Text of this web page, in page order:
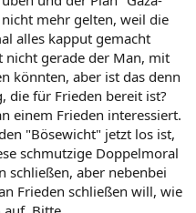
mehr gelten, weil die
alles kapput gemacht
nicht gerade der Man, mit
könnten, aber ist das denn
die für Frieden bereit ist?
einem Frieden interessiert.
"Bösewicht" jetzt los ist,
schmutzige Doppelmoral
schließen, aber nebenbei
Frieden schließen will, wie